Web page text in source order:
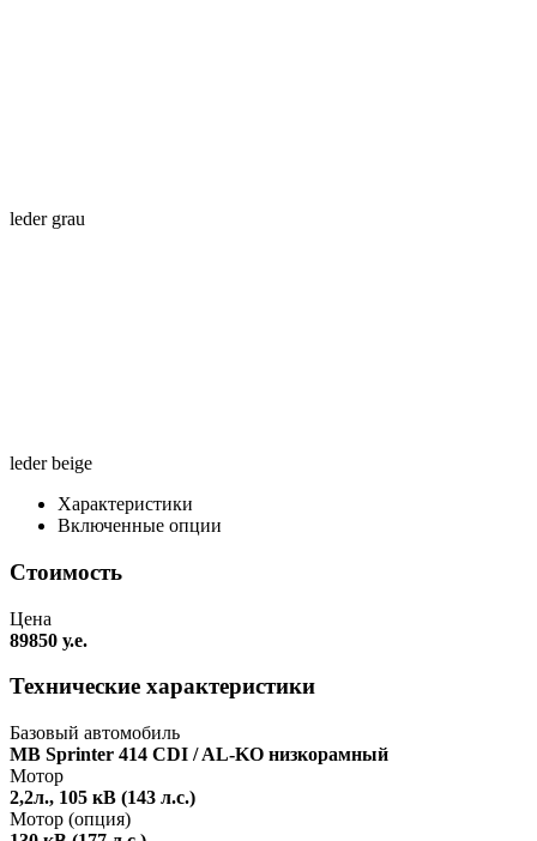
leder grau
leder beige
Характеристики
Включенные опции
Стоимость
Цена
89850 у.е.
Технические характеристики
Базовый автомобиль
MB Sprinter 414 CDI / AL-KO низкорамный
Мотор
2,2л., 105 кВ (143 л.с.)
Мотор (опция)